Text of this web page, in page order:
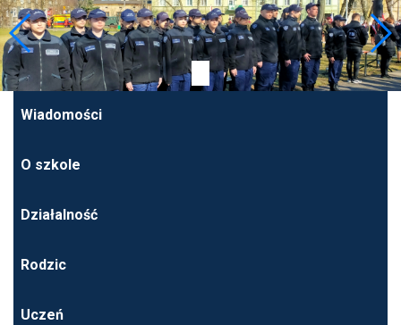
Wiadomości
O szkole
Działalność
Rodzic
Uczeń